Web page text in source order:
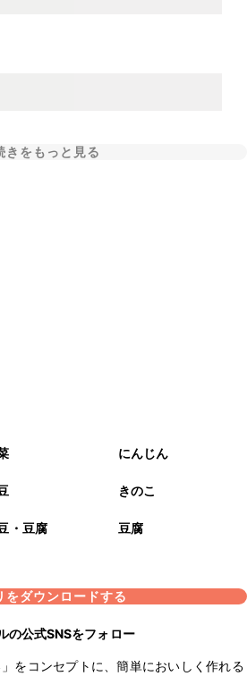
きをもっと見る
にんじん
きのこ
・豆腐 豆腐
をダウンロードする
の公式SNSをフォロー
」をコンセプトに、簡単においしく作れる